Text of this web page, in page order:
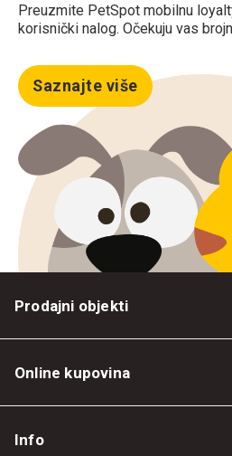
Preuzmite PetSpot mobilnu
korisnički nalog. Očekuju vas
Saznajte više
Prodajni objekti
Online kupovina
Info